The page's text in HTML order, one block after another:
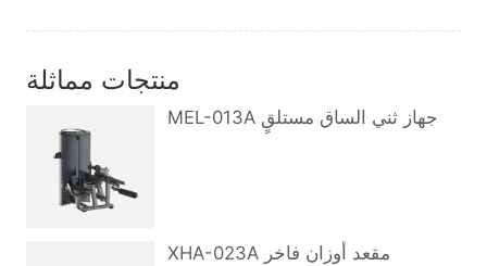
منتجات مماثلة
MEL-013A جهاز ثني الساق مستلقٍ
XHA-023A مقعد أوزان فاخر